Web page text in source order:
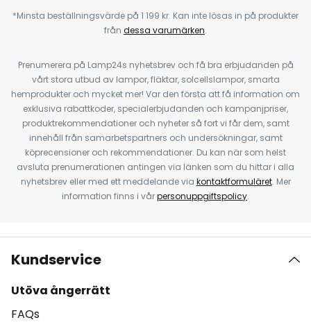
*Minsta beställningsvärde på 1 199 kr. Kan inte lösas in på produkter
från dessa varumärken.
Prenumerera på Lamp24s nyhetsbrev och få bra erbjudanden på
vårt stora utbud av lampor, fläktar, solcellslampor, smarta
hemprodukter och mycket mer! Var den första att få information om
exklusiva rabattkoder, specialerbjudanden och kampanjpriser,
produktrekommendationer och nyheter så fort vi får dem, samt
innehåll från samarbetspartners och undersökningar, samt
köprecensioner och rekommendationer. Du kan när som helst
avsluta prenumerationen antingen via länken som du hittar i alla
nyhetsbrev eller med ett meddelande via kontaktformuläret. Mer
information finns i vårpersonuppgiftspolicy.
Kundservice
Utöva ångerrätt
FAQs